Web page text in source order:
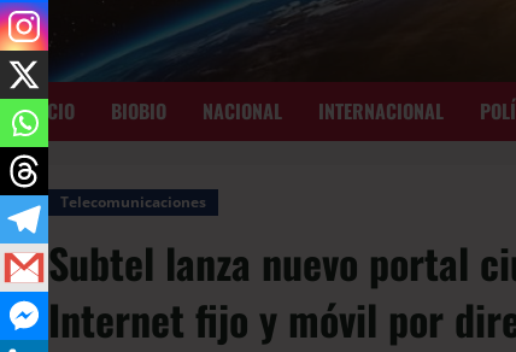
INICIO BIOBIO NACIONAL INTERNACIONAL
Telecomunicaciones
Subtel lanza nuevo portal
Internet fijo y móvil por